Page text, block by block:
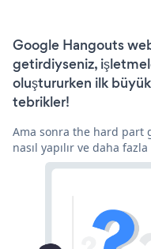
Google Hangouts
getirdiyseniz,
oluştururken ilk
tebrikler!
Ama sonra the hard part
nasıl yapılır ve daha